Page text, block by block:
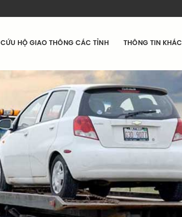
CỨU HỘ GIAO THÔNG CÁC TỈNH THÔNG TIN KHÁC